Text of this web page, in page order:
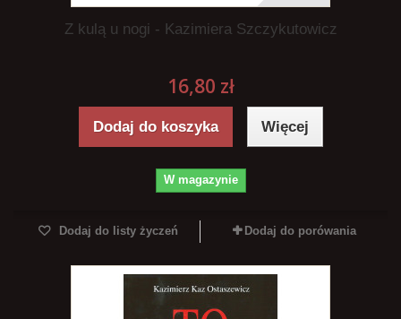
Z kulą u nogi - Kazimiera Szczykutowicz
16,80 zł
Dodaj do koszyka Więcej
W magazynie
Dodaj do listy życzeń Dodaj do porówania